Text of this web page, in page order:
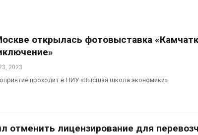
открылась фотовыставка
2023
проходит в НИУ «Высшая школа экономики»
отменить лицензирование для
объектов и уборку